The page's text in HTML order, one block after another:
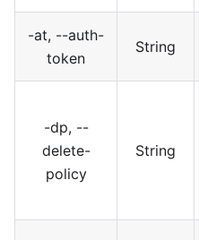
-at, --auth-
token
String
-dp, --
delete-
policy
String